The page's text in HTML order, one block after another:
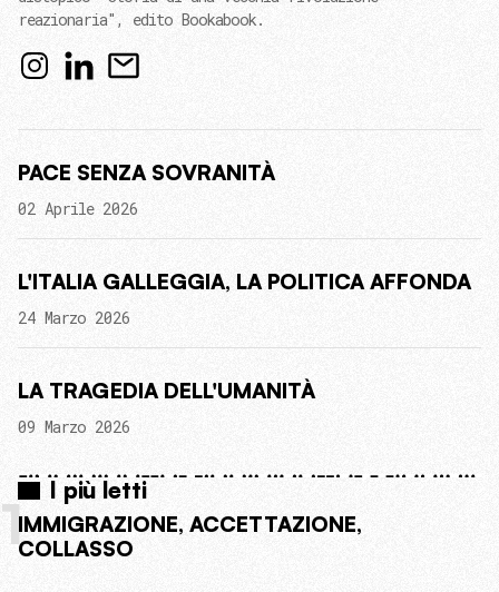
reazionaria", edito Bookabook.
PACE SENZA SOVRANITÀ
02 Aprile 2026
L'ITALIA GALLEGGIA, LA POLITICA AFFONDA
24 Marzo 2026
LA TRAGEDIA DELL'UMANITÀ
09 Marzo 2026
I più letti
1IMMIGRAZIONE, ACCETTAZIONE,
COLLASSO